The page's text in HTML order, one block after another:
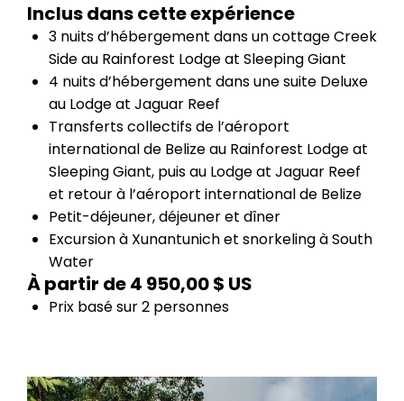
Inclus dans cette expérience
3 nuits d’hébergement dans un cottage Creek
Side au Rainforest Lodge at Sleeping Giant
4 nuits d’hébergement dans une suite Deluxe
au Lodge at Jaguar Reef
Transferts collectifs de l’aéroport
international de Belize au Rainforest Lodge at
Sleeping Giant, puis au Lodge at Jaguar Reef
et retour à l’aéroport international de Belize
Petit-déjeuner, déjeuner et dîner
Excursion à Xunantunich et snorkeling à South
Water
À partir de 4 950,00 $ US
Prix basé sur 2 personnes